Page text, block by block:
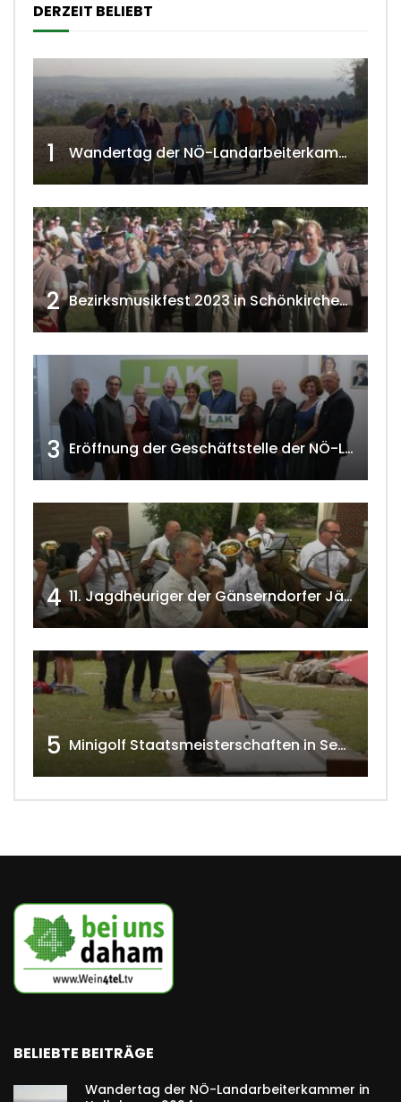
DERZEIT BELIEBT
1 Wandertag der NÖ-Landarbeiterkammer in Hollabrunn 2024
2 Bezirksmusikfest 2023 in Schönkirchen-Reyersdorf
3 Eröffnung der Geschäftstelle der NÖ-Landarbeiterkammer in Mistelbach w4tv174
4 11. Jagdheuriger der Gänserndorfer Jäger 2020 w4tv166
5 Minigolf Staatsmeisterschaften in Seefeld-Kadolz w4tv174
BELIEBTE BEITRÄGE
Wandertag der NÖ-Landarbeiterkammer in